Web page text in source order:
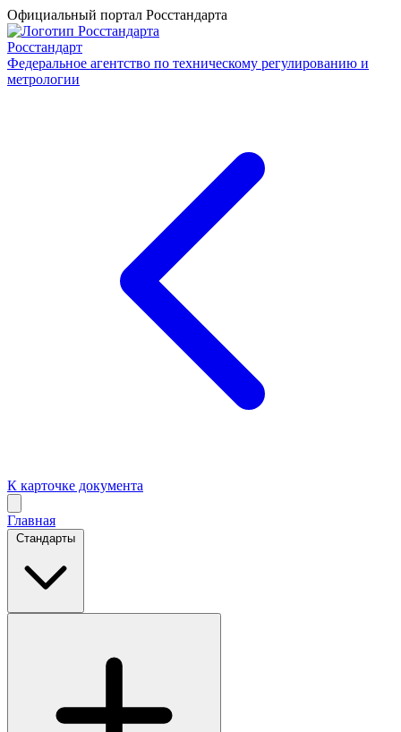
Официальный портал Росстандарта
Росстандарт
Федеральное агентство по техническому регулированию и
метрологии
К карточке документа
Главная
Стандарты